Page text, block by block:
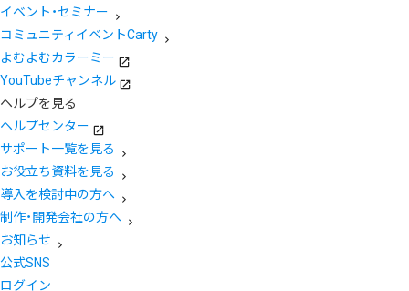
イベント・セミナー
コミュニティイベントCarty
よむよむカラーミー
YouTubeチャンネル
ヘルプを見る
ヘルプセンター
サポート一覧を見る
お役立ち資料を見る
導入を検討中の方へ
制作・開発会社の方へ
お知らせ
公式SNS
ログイン